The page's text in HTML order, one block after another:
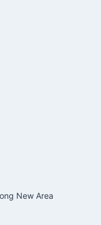
New Area